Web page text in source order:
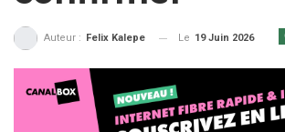
Auteur : Felix Kalepe Le 19 Juin 2026